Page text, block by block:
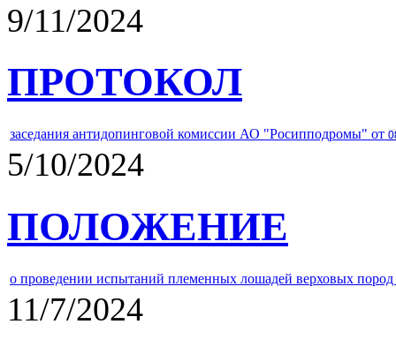
9/11/2024
ПРОТОКОЛ
заседания антидопинговой комиссии АО "Росипподромы" от
5/10/2024
ПОЛОЖЕНИЕ
о проведении испытаний племенных лошадей верховых
11/7/2024